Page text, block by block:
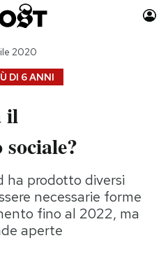
Auto
Consumismi
Storie/Idee
Ok Boomer!
Media
Europa
DI 6 ANNI
2020
il
ha prodotto diversi
necessarie forme
fino al 2022, ma
aperte